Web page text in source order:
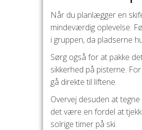
Når du planlægger en
mindeværdig oplevelse.
i gruppen, da pladserne
Sørg også for at pakke
sikkerhed på pisterne.
gå direkte til liftene.
Overvej desuden at
det være en fordel at
solrige timer på ski.